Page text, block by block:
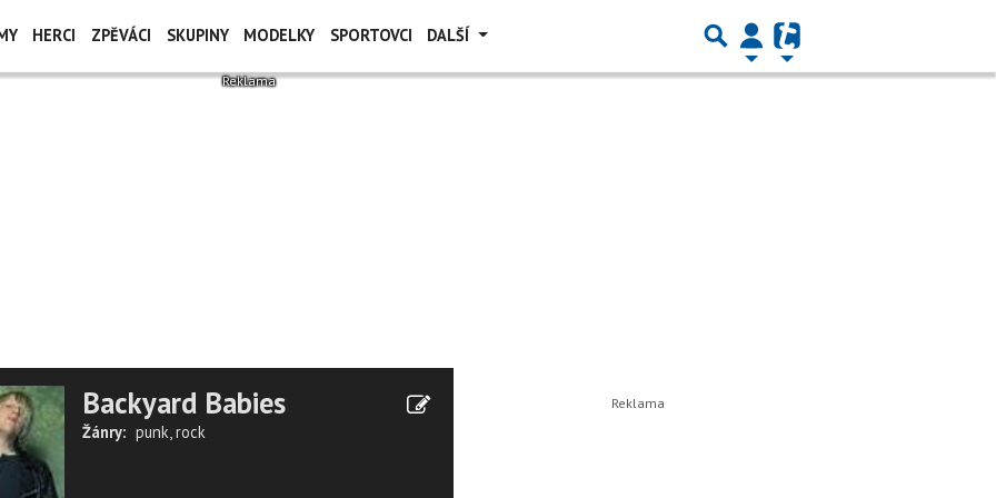
HERCI ZPĚVÁCI SKUPINY MODELKY SPORTOVCI DALŠÍ
Backyard Babies
Žánry: punk,rock